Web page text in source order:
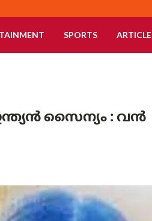
SPORTS ARTICLE
സൈന്യം : വൻ